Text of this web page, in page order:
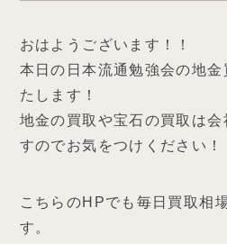
おはようございます！！
本日の日本流通勉強会の地
たします！
地金の買取や宝石の買取は
すのでお気をつけください！
こちらのHPでも毎日買取相
す。